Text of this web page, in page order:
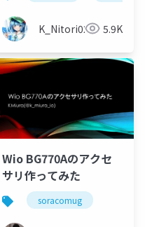
K_Nitori0221 5.9K
Wio BG770Aのアクセ
サリ作ってみた
soracomug